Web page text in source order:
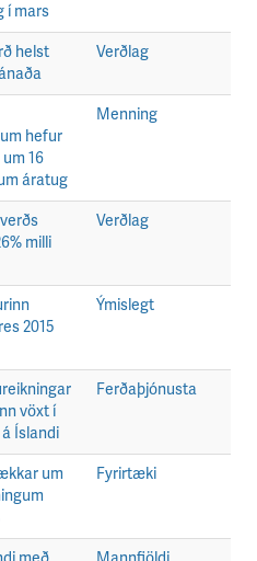
í mars
helst
Verðlag
hefur
16
áratug
Menning
milli
Verðlag
2015
Ýmislegt
vöxt í
Íslandi
Ferðaþjónusta
um
Fyrirtæki